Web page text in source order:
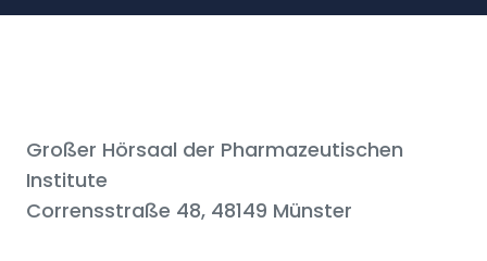
Großer Hörsaal der Pharmazeutischen
Institute
Corrensstraße 48, 48149 Münster